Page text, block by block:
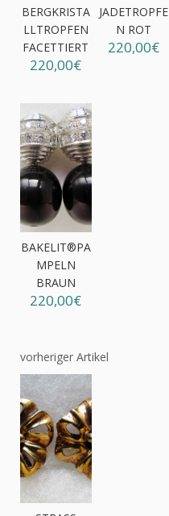
BERGKRISTA
LLTROPFEN
FACETTIERT
220,00€
JADETROPFE
N ROT
220,00€
BAKELIT®PA
MPELN
BRAUN
220,00€
vorheriger Artikel